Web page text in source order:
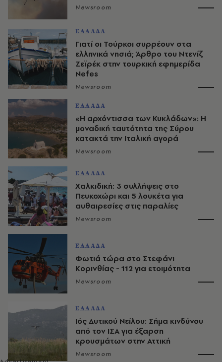
Newsroom
ΕΛΛΑΔΑ
Γιατί οι Τούρκοι συρρέουν στα
ελληνικά νησιά; Άρθρο του Ντενίζ
Ζεϊρέκ στην τουρκική εφημερίδα
Nefes
Newsroom
ΕΛΛΑΔΑ
«Η αρχόντισσα των Κυκλάδων»: Η
μοναδική ταυτότητα της Σύρου
κατακτά την Ιταλική αγορά
Newsroom
ΕΛΛΑΔΑ
Χαλκιδική: 3 συλλήψεις στο
Πευκοχώρι και 5 λουκέτα για
αυθαιρεσίες στις παραλίες
Newsroom
ΕΛΛΑΔΑ
Φωτιά τώρα στο Στεφάνι
Κορινθίας - 112 για ετοιμότητα
Newsroom
ΕΛΛΑΔΑ
Ιός Δυτικού Νείλου: Σήμα κινδύνου
από τον ΙΣΑ για έξαρση
κρουσμάτων στην Αττική
Newsroom